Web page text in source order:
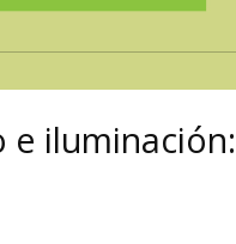
iluminación: